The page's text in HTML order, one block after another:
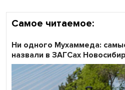
Самое читаемое:
Ни одного Мухаммеда:
назвали в ЗАГСах